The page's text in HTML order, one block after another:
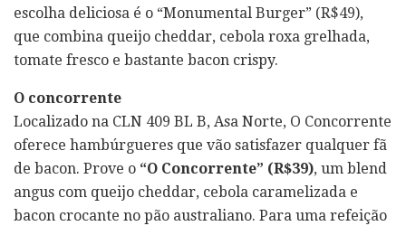
escolha deliciosa é o “Monumental Burger” (R$49),
que combina queijo cheddar, cebola roxa grelhada,
tomate fresco e bastante bacon crispy.
O concorrente
Localizado na CLN 409 BL B, Asa Norte, O Concorrente
oferece hambúrgueres que vão satisfazer qualquer fã
de bacon. Prove o “O Concorrente” (R$39), um blend
angus com queijo cheddar, cebola caramelizada e
bacon crocante no pão australiano. Para uma refeição